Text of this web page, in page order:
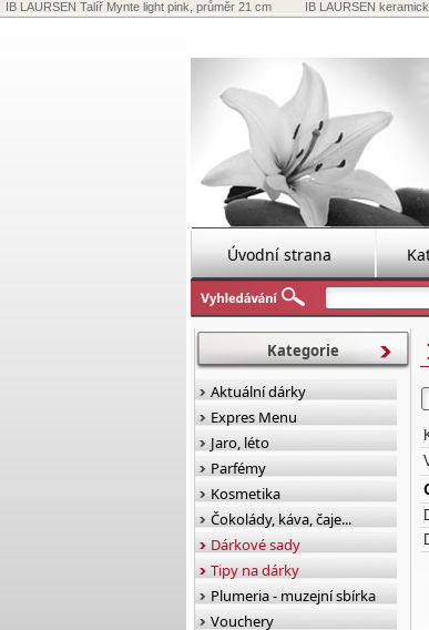
IB LAURSEN Talíř Mynte light pink, průměr 21 cm IB LAURSEN
Úvodní strana
Kategorie
Aktuální dárky
Expres Menu
Jaro, léto
Parfémy
Kosmetika
Čokolády, káva, čaje...
Dárkové sady
Tipy na dárky
Plumeria - muzejní sbírka
Vouchery